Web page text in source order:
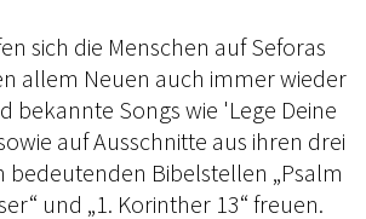
sich die Menschen auf Seforas
allem Neuen auch immer wieder
bekannte Songs wie 'Lege Deine
auf Ausschnitte aus ihren drei
bedeutenden Bibelstellen „Psalm
und „1. Korinther 13“ freuen.